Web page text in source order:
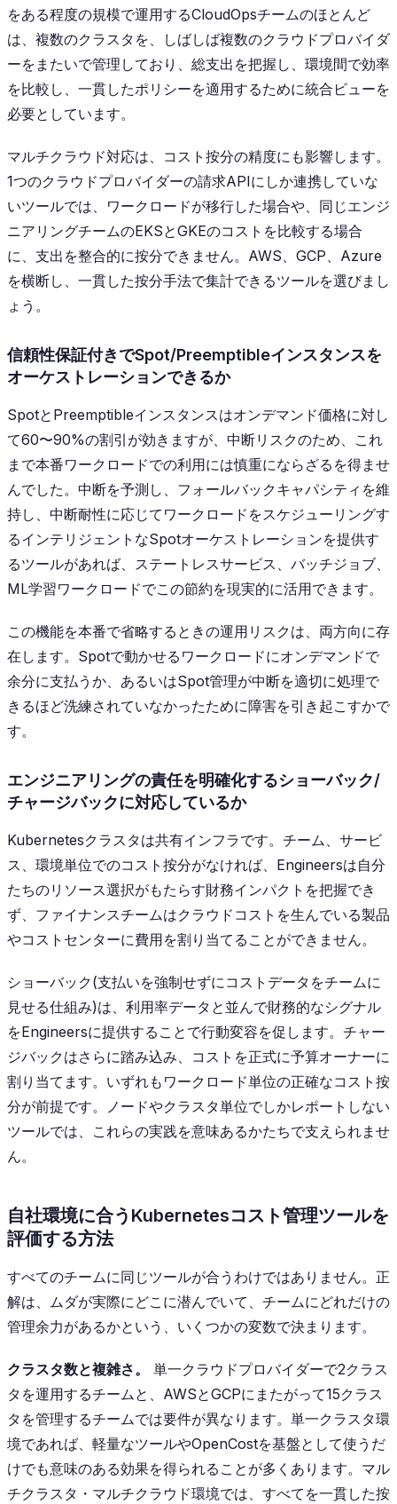
をある程度の規模で運用するCloudOpsチームのほとんど
は、複数のクラスタを、しばしば複数のクラウドプロバイダ
ーをまたいで管理しており、総支出を把握し、環境間で効率
を比較し、一貫したポリシーを適用するために統合ビューを
必要としています。
マルチクラウド対応は、コスト按分の精度にも影響します。
1つのクラウドプロバイダーの請求APIにしか連携していな
いツールでは、ワークロードが移行した場合や、同じエンジ
ニアリングチームのEKSとGKEのコストを比較する場合
に、支出を整合的に按分できません。AWS、GCP、Azure
を横断し、一貫した按分手法で集計できるツールを選びまし
ょう。
信頼性保証付きでSpot/Preemptibleインスタンスを
オーケストレーションできるか
SpotとPreemptibleインスタンスはオンデマンド価格に対し
て60〜90%の割引が効きますが、中断リスクのため、これ
まで本番ワークロードでの利用には慎重にならざるを得ませ
んでした。中断を予測し、フォールバックキャパシティを維
持し、中断耐性に応じてワークロードをスケジューリングす
るインテリジェントなSpotオーケストレーションを提供す
るツールがあれば、ステートレスサービス、バッチジョブ、
ML学習ワークロードでこの節約を現実的に活用できます。
この機能を本番で省略するときの運用リスクは、両方向に存
在します。Spotで動かせるワークロードにオンデマンドで
余分に支払うか、あるいはSpot管理が中断を適切に処理で
きるほど洗練されていなかったために障害を引き起こすかで
す。
エンジニアリングの責任を明確化するショーバック/
チャージバックに対応しているか
Kubernetesクラスタは共有インフラです。チーム、サービ
ス、環境単位でのコスト按分がなければ、Engineersは自分
たちのリソース選択がもたらす財務インパクトを把握でき
ず、ファイナンスチームはクラウドコストを生んでいる製品
やコストセンターに費用を割り当てることができません。
ショーバック(支払いを強制せずにコストデータをチームに
見せる仕組み)は、利用率データと並んで財務的なシグナル
をEngineersに提供することで行動変容を促します。チャー
ジバックはさらに踏み込み、コストを正式に予算オーナーに
割り当てます。いずれもワークロード単位の正確なコスト按
分が前提です。ノードやクラスタ単位でしかレポートしない
ツールでは、これらの実践を意味あるかたちで支えられませ
ん。
自社環境に合うKubernetesコスト管理ツールを
評価する方法
すべてのチームに同じツールが合うわけではありません。正
解は、ムダが実際にどこに潜んでいて、チームにどれだけの
管理余力があるかという、いくつかの変数で決まります。
クラスタ数と複雑さ。
単一クラウドプロバイダーで2クラス
タを運用するチームと、AWSとGCPにまたがって15クラス
タを管理するチームでは要件が異なります。単一クラスタ環
境であれば、軽量なツールやOpenCostを基盤として使うだ
けでも意味のある効果を得られることが多くあります。マル
チクラスタ・マルチクラウド環境では、すべてを一貫した按